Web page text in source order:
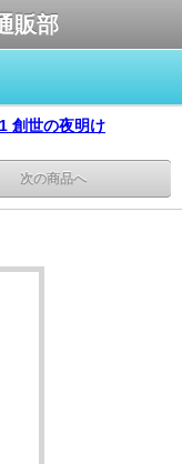
販部
創世の夜明け
次の商品へ